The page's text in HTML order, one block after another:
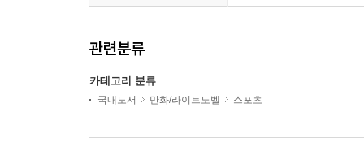
관련분류
카테고리 분류
국내도서 만화/라이트노벨 스포츠